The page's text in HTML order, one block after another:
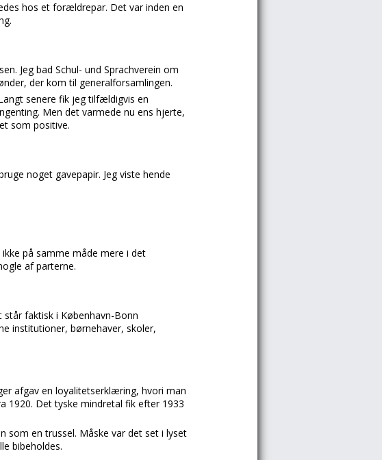
hos et forældrepar. Det var inden en
Jeg bad Schul- und Sprachverein om
der kom til generalforsamlingen.
senere fik jeg tilfældigvis en
Men det varmede nu ens hjerte,
som positive.
noget gavepapir. Jeg viste hende
på samme måde mere i det
af parterne.
står faktisk i København-Bonn
institutioner, børnehaver, skoler,
afgav en loyalitetserklæring, hvori man
1920. Det tyske mindretal fik efter 1933
som en trussel. Måske var det set i lyset
bibeholdes.